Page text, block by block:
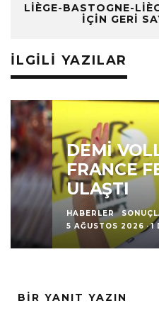
LIÈGE-BASTOGNE-
İÇIN GERI
İLGILI YAZILAR
DEMI
FRANCE
ULAŞTI
HABERLER SONUÇLAR
5 AĞUSTOS 2026 · 1
BIR YANIT YAZIN